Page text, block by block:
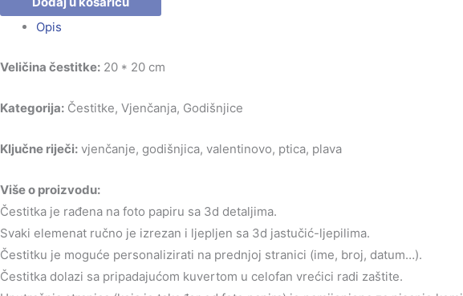
Opis
Veličina čestitke: 20 * 20 cm
Kategorija: Čestitke, Vjenčanja, Godišnjice
Ključne riječi: vjenčanje, godišnjica, valentinovo, ptica, plava
Više o proizvodu:
Čestitka je rađena na foto papiru sa 3d detaljima.
Svaki elemenat ručno je izrezan i ljepljen sa 3d jastučić-ljepilima.
Čestitku je moguće personalizirati na prednjoj stranici (ime, broj, datum…).
Čestitka dolazi sa pripadajućom kuvertom u celofan vrećici radi zaštite.